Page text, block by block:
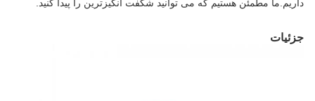
داریم.ما مطمئن هستیم که می توانید شگفت انگیزترین را پیدا کنید.
جزئیات